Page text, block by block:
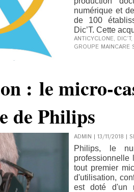
numérique et
de 100
Dic’T. Cette
ANTICYCLONE, DIC’T,
GROUPE MAINCARE
: le micro-
de Philips
ADMIN | 13/11/2018 |
Philips, le
professionnelle
tout premier
d'utilisation,
est doté d'un